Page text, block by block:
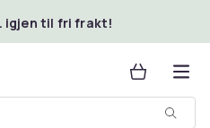
igjen til fri frakt!